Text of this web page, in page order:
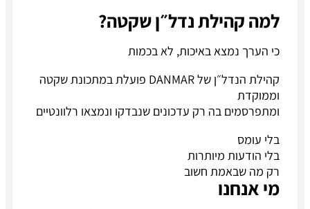
למה קהילת נדל״ן שקטה?
כי הערך נמצא באיכות, לא בכמות
קהילת הנדל״ן של DANMAR פועלת במתכונת שקטה
וממוקדת
ומתפרסמים בה רק עדכונים שנבדקו ונמצאו רלוונטיים
בלי עומס
בלי הודעות מיותרות
רק מה שבאמת חשוב
מי אנחנו